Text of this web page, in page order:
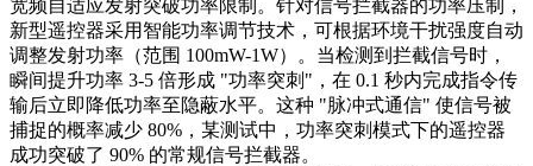
宽频自适应发射突破功率限制。针对信号拦截器的功率压制，
新型遥控器采用智能功率调节技术，可根据环境干扰强度自动
调整发射功率（范围 100mW-1W）。当检测到拦截信号时，
瞬间提升功率 3-5 倍形成 "功率突刺"，在 0.1 秒内完成指令传
输后立即降低功率至隐蔽水平。这种 "脉冲式通信" 使信号被
捕捉的概率减少 80%，某测试中，功率突刺模式下的遥控器
成功突破了 90% 的常规信号拦截器。​